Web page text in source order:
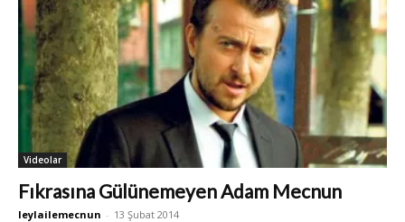
Videolar
Fıkrasına Gülünemeyen Adam Mecnun
leylailemecnun - 13 Şubat 2014